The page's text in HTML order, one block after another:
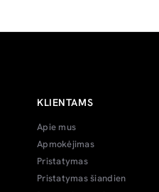
KLIENTAMS
Apie mus
Apmokėjimas
Pristatymas
Pristatymas šiandien